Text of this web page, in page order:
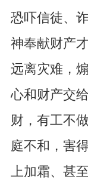
恐吓信徒、
神奉献财产
远离灾难，
心和财产交
财，有工不
庭不和，害
上加霜、甚